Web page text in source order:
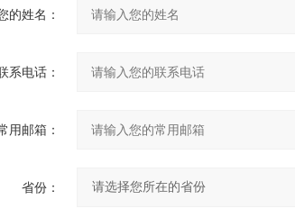
的姓名：
系电话：
用邮箱：
省份：